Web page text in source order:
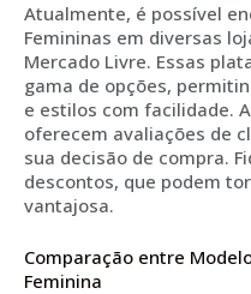
Atualmente, é possível
Femininas em diversas
Mercado Livre. Essas
gama de opções,
e estilos com facilidade.
oferecem avaliações de
sua decisão de compra.
descontos, que podem
vantajosa.
Comparação entre
Feminina